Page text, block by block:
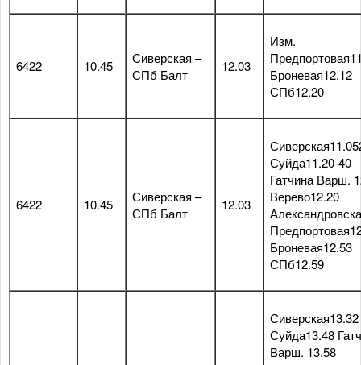
6422 10.45
Сиверская –
СПб Балт
12.03
Изм.
Броневая12.12
СПб12.20
6422 10.45
Сиверская –
СПб Балт
12.03
Суйда11.20-40
Гатчина Варш.
Верево12.20
Броневая12.53
СПб12.59
Сиверская13.32
Суйда13.48
Варш. 13.58